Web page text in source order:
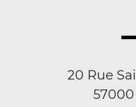
20 Rue